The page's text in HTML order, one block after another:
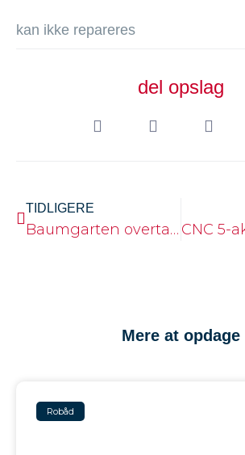
kan ikke repareres
del opslag
TIDLIGERE
Baumgarten overtager bådformerne fra BBG
Mere at opdage
Robåd